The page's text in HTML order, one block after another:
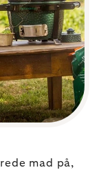
mad på,